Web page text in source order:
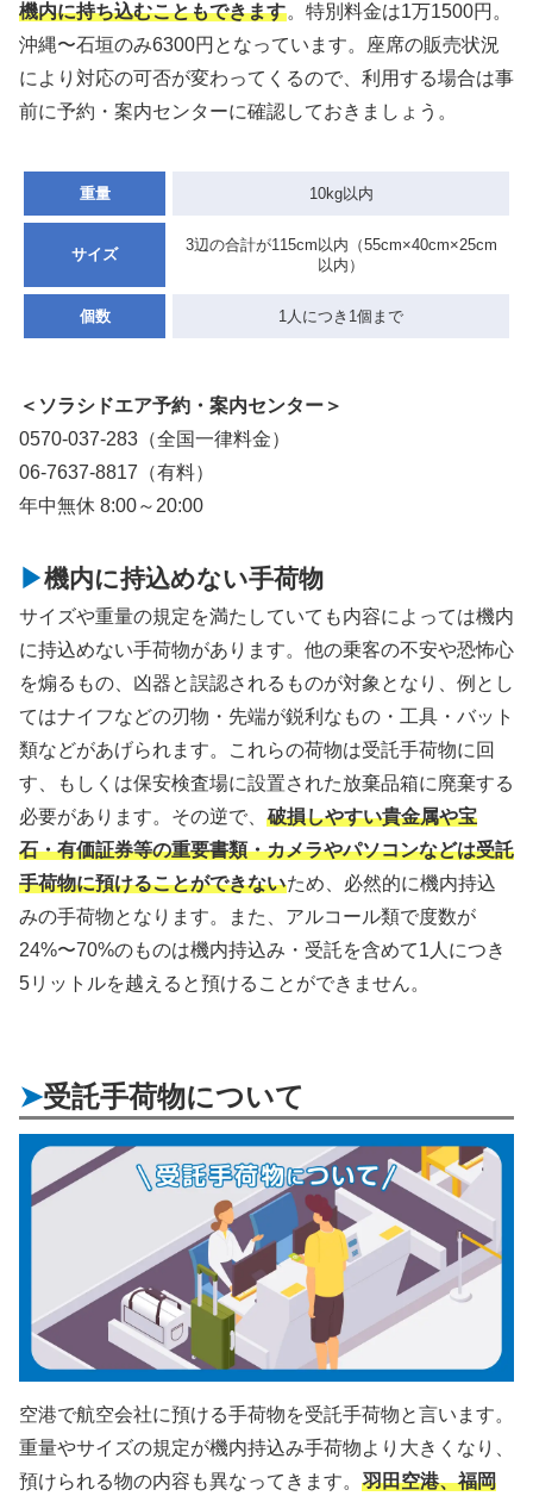
機内に持ち込むこともできます。特別料金は1万1500円。
沖縄〜石垣のみ6300円となっています。座席の販売状況
により対応の可否が変わってくるので、利用する場合は事
前に予約・案内センターに確認しておきましょう。
重量 10kg以内
サイズ
3辺の合計が115cm以内（55cm×40cm×25cm
以内）
個数 1人につき1個まで
＜ソラシドエア予約・案内センター＞
0570-037-283（全国一律料金）
06-7637-8817（有料）
年中無休 8:00～20:00
機内に持込めない手荷物
サイズや重量の規定を満たしていても内容によっては機内
に持込めない手荷物があります。他の乗客の不安や恐怖心
を煽るもの、凶器と誤認されるものが対象となり、例とし
てはナイフなどの刃物・先端が鋭利なもの・工具・バット
類などがあげられます。これらの荷物は受託手荷物に回
す、もしくは保安検査場に設置された放棄品箱に廃棄する
必要があります。その逆で、 破損しやすい貴金属や宝
石・有価証券等の重要書類・カメラやパソコンなどは受託
手荷物に預けることができないため、必然的に機内持込
みの手荷物となります。また、アルコール類で度数が
24%〜70%のものは機内持込み・受託を含めて1人につき
5リットルを越えると預けることができません。
受託手荷物について
空港で航空会社に預ける手荷物を受託手荷物と言います。
重量やサイズの規定が機内持込み手荷物より大きくなり、
預けられる物の内容も異なってきます。 羽田空港、福岡